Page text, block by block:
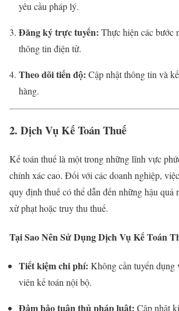
yêu cầu pháp lý.
Đăng ký trực tuyến: Thực hiện các bước
thông tin điện tử.
Theo dõi tiến độ: Cập nhật thông tin và
hàng.
2. Dịch Vụ Kế Toán Thuế
Kế toán thuế là một trong những lĩnh vực
chính xác cao. Đối với các doanh nghiệp,
quy định thuế có thể dẫn đến những hậu quả
xử phạt hoặc truy thu thuế.
Tại Sao Nên Sử Dụng Dịch Vụ Kế Toán
Tiết kiệm chi phí: Không cần tuyển dụng
viên kế toán nội bộ.
Đảm bảo tuân thủ pháp luật: Cập nhật